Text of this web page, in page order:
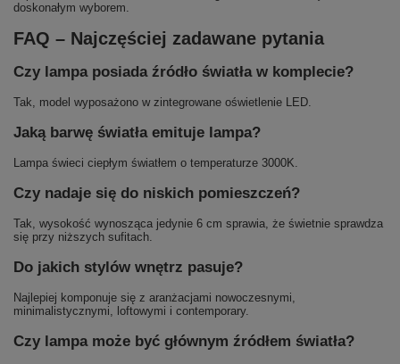
doskonałym wyborem.
FAQ – Najczęściej zadawane pytania
Czy lampa posiada źródło światła w komplecie?
Tak, model wyposażono w zintegrowane oświetlenie LED.
Jaką barwę światła emituje lampa?
Lampa świeci ciepłym światłem o temperaturze 3000K.
Czy nadaje się do niskich pomieszczeń?
Tak, wysokość wynosząca jedynie 6 cm sprawia, że świetnie sprawdza
się przy niższych sufitach.
Do jakich stylów wnętrz pasuje?
Najlepiej komponuje się z aranżacjami nowoczesnymi,
minimalistycznymi, loftowymi i contemporary.
Czy lampa może być głównym źródłem światła?